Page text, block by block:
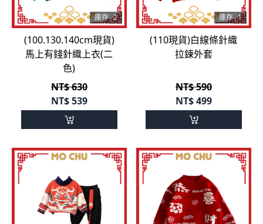
庫存 2
(100.130.140cm現貨)
馬上有錢針織上衣(二
色)
NT$ 630
NT$539
庫存 1
(110現貨)白線條針織
拉鍊外套
NT$ 590
NT$499